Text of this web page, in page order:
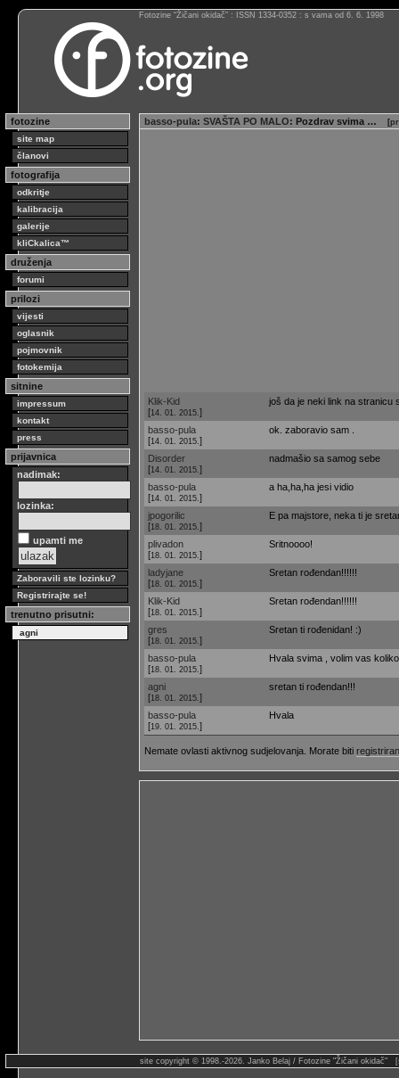
Fotozine “Žičani okidač” : ISSN 1334-0352 : s vama od 6. 6. 1998
fotozine
site map
članovi
fotografija
odkritje
kalibracija
galerije
kliCkalica™
druženja
forumi
prilozi
vijesti
oglasnik
pojmovnik
fotokemija
sitnine
impressum
kontakt
press
prijavnica
nadimak:
lozinka:
upamti me
Zaboravili ste lozinku?
Registrirajte se!
trenutno prisutni:
agni
basso-pula: SVAŠTA PO MALO: Pozdrav svima … [
Klik-Kid
[14. 01. 2015. ]
još da je neki link na stranicu
basso-pula
[14. 01. 2015. ]
ok. zaboravio sam .
Disorder
[14. 01. 2015. ]
nadmašio sa samog sebe
basso-pula
[14. 01. 2015. ]
a ha,ha,ha jesi vidio
jpogorilic
[18. 01. 2015. ]
E pa majstore, neka ti je
plivadon
[18. 01. 2015. ]
Sritnoooo!
ladyjane
[18. 01. 2015. ]
Sretan rođendan!!!!!!
Klik-Kid
[18. 01. 2015. ]
Sretan rođendan!!!!!!
gres
[18. 01. 2015. ]
Sretan ti rođenidan! :)
basso-pula
[18. 01. 2015. ]
Hvala svima , volim vas
agni
[18. 01. 2015. ]
sretan ti rođendan!!!
basso-pula
[19. 01. 2015. ]
Hvala
Nemate ovlasti aktivnog sudjelovanja. Morate biti
site copyright © 1998.-2026. Janko Belaj / Fotozine "Žičani okidač"